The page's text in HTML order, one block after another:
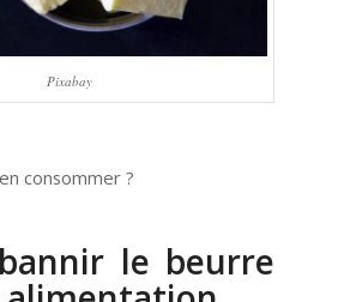
Pixabay
consommer ?
le beurre